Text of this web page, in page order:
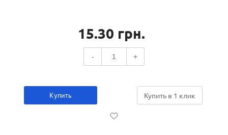
15.30 грн.
- +
Купить Купить в 1 клик